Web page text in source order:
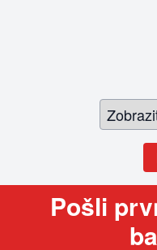
Pošli